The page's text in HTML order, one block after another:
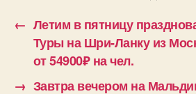
← Летим в пятницу
Туры на Шри-Ланку из
от 54900₽ на чел.
→ Завтра вечером на